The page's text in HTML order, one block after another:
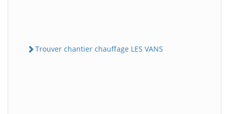
Trouver chantier chauffage LES VANS